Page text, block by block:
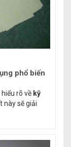
phổ biến
rõ về kỹ
này sẽ giải